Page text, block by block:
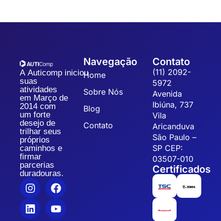
A Auticomp iniciou
suas
atividades
em Março de
2014 com
um forte
desejo de
trilhar seus
próprios
caminhos e
firmar
parcerias
duradouras.
Navegação
Home
Sobre Nós
Blog
Contato
Contato
(11) 2092-
5972
Avenida
Ibiúna, 737
Vila
Aricanduva
São Paulo –
SP CEP:
03507-010
Certificados